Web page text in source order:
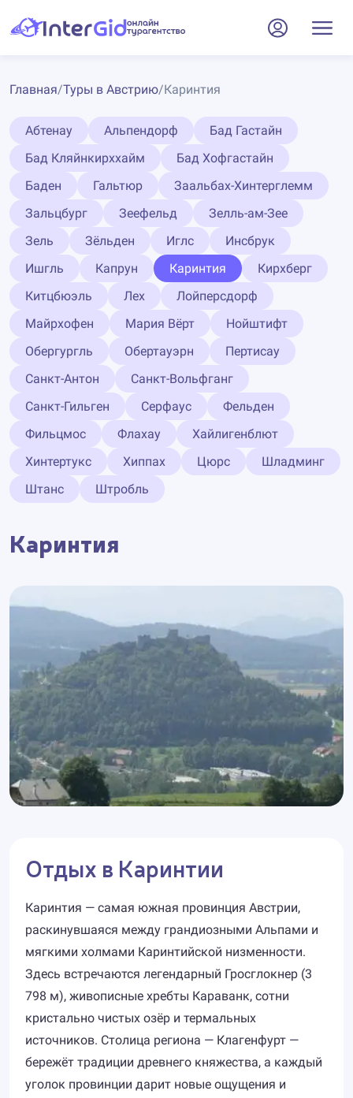
Главная/Туры в Австрию/Каринтия
Абтенау Альпендорф
Бад Гастайн
Бад Кляйнкирххайм
Бад Хофгастайн
Баден
Гальтюр
Заальбах-Хинтерглемм
Зальцбург
Зеефельд
Зелль-ам-Зее
Зель
Зёльден Иглс
Инсбрук
Ишгль
Капрун Каринтия
Кирхберг
Китцбюэль
Лех
Лойперсдорф
Майрхофен
Мария Вёрт
Нойштифт
Обергургль
Обертауэрн
Пертисау
Санкт-Антон
Санкт-Вольфганг
Санкт-Гильген
Серфаус
Фельден
Фильцмос
Флахау
Хайлигенблют
Хинтертукс
Хиппах Цюрс
Шладминг
Штанс
Штробль
Каринтия
Отдых в Каринтии
Каринтия — самая южная провинция Австрии,
раскинувшаяся между грандиозными Альпами и
мягкими холмами Каринтийской низменности.
Здесь встречаются легендарный Гросглокнер (3
798 м), живописные хребты Караванк, сотни
кристально чистых озёр и термальных
источников. Столица региона — Клагенфурт —
бережёт традиции древнего княжества, а каждый
уголок провинции дарит новые ощущения и